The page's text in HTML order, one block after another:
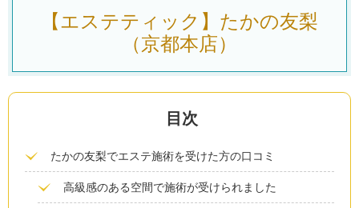
【エステティック】たかの友梨
（京都本店）
たかの友梨でエステ施術を受けた方の口コミ
高級感のある空間で施術が受けられました